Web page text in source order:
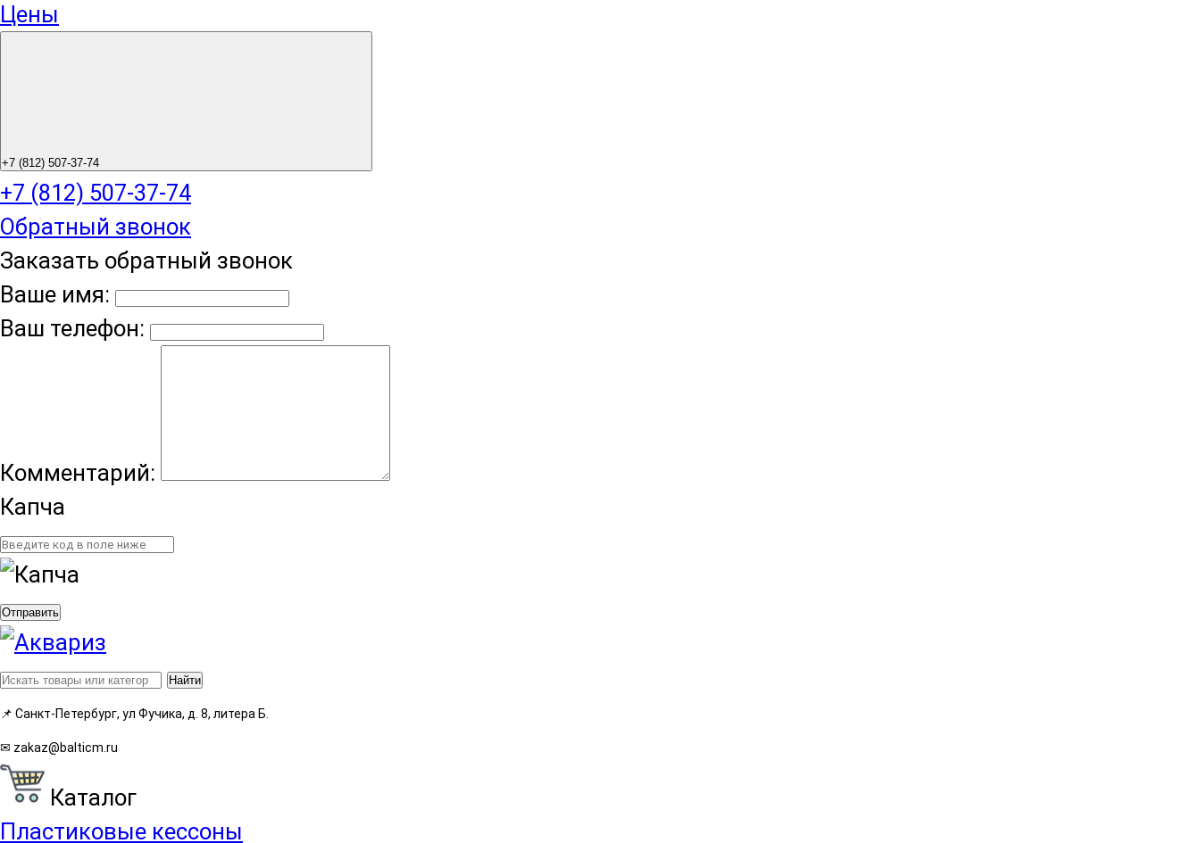
Цены
+7 (812) 507-37-74
+7 (812) 507-37-74
Обратный звонок
Заказать обратный звонок
Ваше имя:
Ваш телефон:
Комментарий:
Капча
Отправить
Найти
📌 Санкт-Петербург, ул Фучика, д. 8, литера Б.
✉ zakaz@balticm.ru
Каталог
Пластиковые кессоны